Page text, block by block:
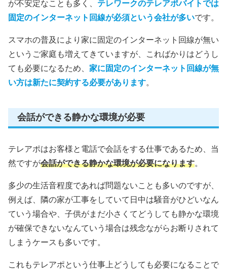
が不安定なことも多く、 テレワークのテレアポバイトでは
固定のインターネット回線が必須という会社が多いです。
スマホの普及により家に固定のインターネット回線が無い
というご家庭も増えてきていますが、こればかりはどうし
ても必要になるため、 家に固定のインターネット回線が無
い方は新たに契約する必要があります。
会話ができる静かな環境が必要
テレアポはお客様と電話で会話をする仕事であるため、当
然ですが会話ができる静かな環境が必要になります。
多少の生活音程度であれば問題ないことも多いのですが、
例えば、隣の家が工事をしていて日中は騒音がひどいなん
ていう場合や、子供がまだ小さくてどうしても静かな環境
が確保できないなんていう場合は残念ながらお断りされて
しまうケースも多いです。
これもテレアポという仕事上どうしても必要になることで